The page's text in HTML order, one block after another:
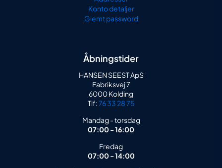
Konto detaljer
Glemt password
Åbningstider
HANSEN SEEST ApS
Fabriksvej 7
6000 Kolding
Tlf:76 33 28 75
Mandag - torsdag
07:00 - 16:00
Fredag
07:00 - 14:00